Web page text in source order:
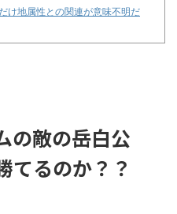
け地属性との関連が意味不明だ
け地属性との関連が意味不明だ
to the Transcendence【二次
すぎる
の敵の岳白公
るのか？？